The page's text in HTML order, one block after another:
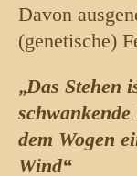
Davon
(genetische)
„Das Stehen
dem Wogen
Wind“